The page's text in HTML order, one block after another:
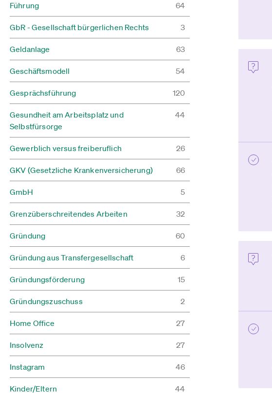
Führung 64
GbR - Gesellschaft bürgerlichen Rechts 3
Geldanlage 63
Geschäftsmodell 54
Gesprächsführung 120
Gesundheit am Arbeitsplatz und
Selbstfürsorge
44
Gewerblich versus freiberuflich 26
GKV (Gesetzliche Krankenversicherung) 66
GmbH 5
Grenzüberschreitendes Arbeiten 32
Gründung 60
Gründung aus Transfergesellschaft 6
Gründungsförderung 15
Gründungszuschuss 2
Home Office 27
Insolvenz 27
Instagram 46
Kinder/Eltern 44